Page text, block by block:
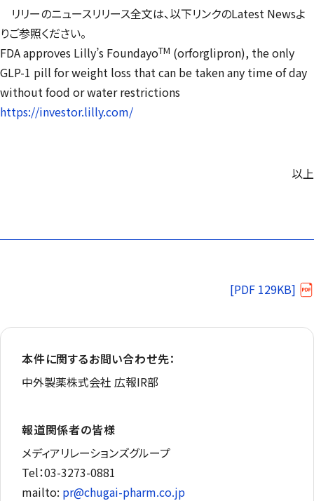
リリーのニュースリリース全文は、以下リンクのLatest Newsよ
りご参照ください。
FDA approves Lilly’s FoundayoTM (orforglipron), the only
GLP-1 pill for weight loss that can be taken any time of day
without food or water restrictions
https://investor.lilly.com/
以上
[PDF 129KB]
本件に関するお問い合わせ先：
中外製薬株式会社 広報IR部
報道関係者の皆様
メディアリレーションズグループ
Tel：03-3273-0881
mailto: pr@chugai-pharm.co.jp